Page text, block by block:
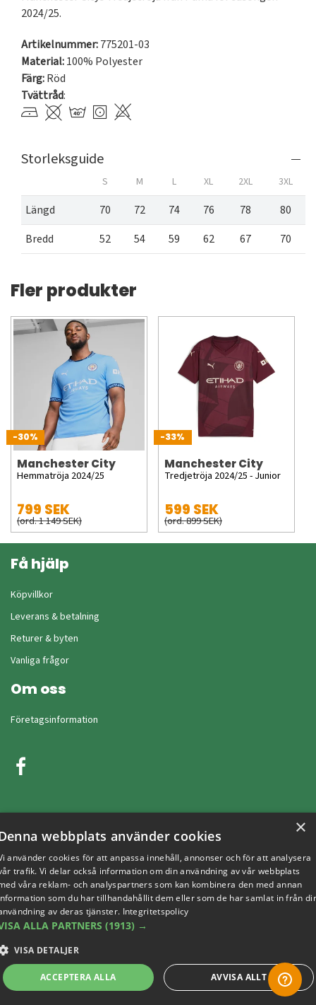
2024/25.
Artikelnummer:775201-03
Material:100% Polyester
Färg:Röd
Tvättråd:
Storleksguide
S M L XL 2XL 3XL
Längd 70 72 74 76 78
80
Bredd
52 54 59 62 67 70
Fler produkter
-30%
Manchester City
Hemmatröja 2024/25
799 SEK
(ord. 1 149 SEK)
-33%
Manchester City
Tredjetröja 2024/25 - Junior
599 SEK
(ord. 899 SEK)
Få hjälp
Köpvillkor
Leverans & betalning
Returer & byten
Vanliga frågor
Om oss
Företagsinformation
Copyright © 2019 This site is Licensed to 377 Sport AB Integritetspolicy Cookies
×
webbplats använder cookies
använder cookies för att anpassa innehåll, annonser och för att analysera
trafik. Vi delar också information om din användning av vår webbplats
våra reklam- och analyspartners som kan kombinera den med annan
som du har tillhandahållit dem eller som de har samlat in från
av deras tjänster. Integritetspolicy
ALLA PARTNERS (1913) →
VISA DETALJER
ACCEPTERA ALLA AVVISA ALLT